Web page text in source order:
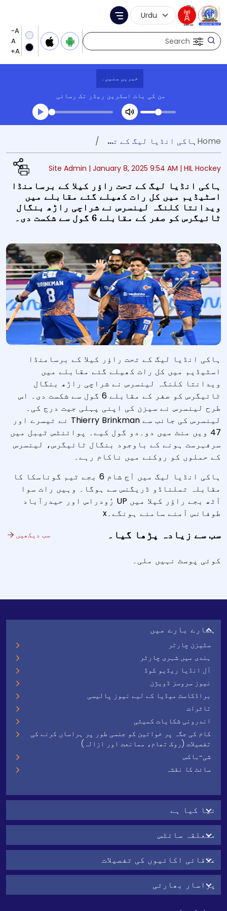
Search
Language Selection
Menu
خبریں سنیں۔
من کی بات اسکرین ریڈر تک رسائی
Transcript summary
کھیلیں آڈیو Home ہاکی انڈیا لیگ کے تحت راؤر کیلا کے برسامنڈا اسٹیڈیم میں کل رات کھیلے گئے مقابلے میں ویدانتا کلنگہ لینسرس نے شراچی راڑھ بنگال ٹائیگرس کو صفر کے مقابلے 6 گول سے شکست دی۔
Site Admin | January 8, 2025 9:54 AM | HIL Hockey
ہاکی انڈیا لیگ کے تحت راؤر کیلا کے برسامنڈا
اسٹیڈیم میں کل رات کھیلے گئے مقابلے میں
ویدانتا کلنگہ لینسرس نے شراچی راڑھ بنگال
ٹائیگرس کو صفر کے مقابلے 6 گول سے شکست دی۔
ہاکی انڈیا لیگ کے تحت راؤر کیلا کے برسامنڈا
اسٹیڈیم میں کل رات کھیلے گئے مقابلے میں
ویدانتا کلنگہ لینسرس نے شراچی راڑھ بنگال
ٹائیگرس کو صفر کے مقابلے 6 گول سے شکست دی۔ اس
طرح لینسرس نے سیزن کی اپنی پہلی جیت درج کی۔
لینسرس کی جانب سے Thierry Brinkman نے تیسرے اور
47 ویں منٹ میں دو۔دو گول کیے۔ پوائنٹس ٹیبل میں
سرفہرست ہونے کے باوجود بنگال ٹائیگرس، لینسرس
کے حملوں کو روکنے میں ناکام رہے۔
ہاکی انڈیا لیگ میں آج شام 6 بجے ٹیم گوناسکا کا
مقابلہ تملناڈو ڈریگنس سے ہوگا۔ وہیں رات سوا
آٹھ بجے راؤر کیلا میں UP رُودراس اور حیدرآباد
طوفانس آمنے سامنے ہونگے۔x
سب سے زیادہ پڑھا گیا۔ سب دیکھیں
کوئی پوسٹ نہیں ملی۔
ہمارے بارے میں
سٹیزن چارٹر
ہندی میں شہری چارٹر
آل انڈیا ریڈیو کوڈ
نیوز سروسز ڈویژن
براڈکاسٹ میڈیا کے لیے نیوز پالیسی
تاثرات
اندرونی شکایات کمیٹی
کام کی جگہ پر خواتین کو جنسی طور پر ہراساں کرنے کی
تفصیلات (روک تھام، ممانعت اور ازالہ)
شی-باکس
سائٹ کا نقشہ
نیا کیا ہے
متعلقہ سائٹس
علاقائی اکائیوں کی تفصیلات
پراسار بھارتی